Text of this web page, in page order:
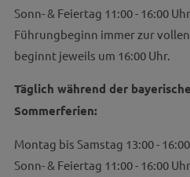
Sonn- & Feiertag 11:00 - 16:00 Uhr
Führungbeginn immer zur
beginnt jeweils um 16:00 Uhr.
Täglich während der
Sommerferien:
Montag bis Samstag 13:00 -
Sonn- & Feiertag 11:00 - 16:00 Uhr